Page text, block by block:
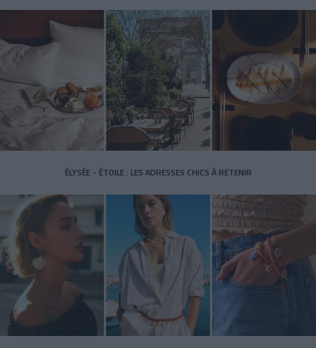
ÉLYSÉE - ÉTOILE : LES ADRESSES CHICS À RETENIR